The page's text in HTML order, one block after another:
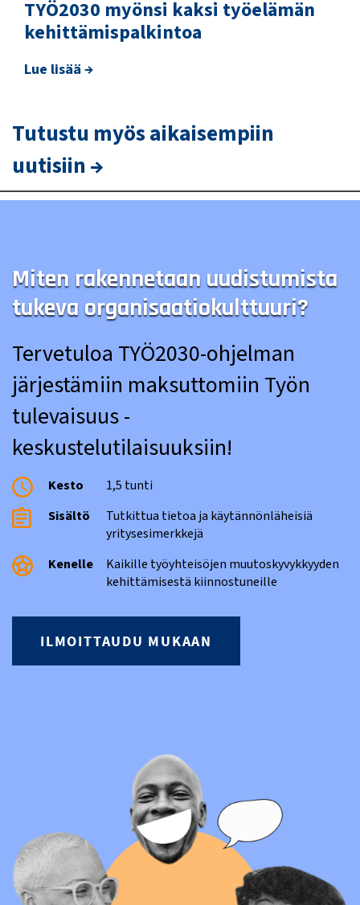
TYÖ2030 myönsi kaksi työelämän
kehittämispalkintoa
Lue lisää →
Tutustu myös aikaisempiin
uutisiin →
Miten rakennetaan uudistumista
tukeva organisaatiokulttuuri?
Tervetuloa TYÖ2030-ohjelman
järjestämiin maksuttomiin Työn
tulevaisuus -
keskustelutilaisuuksiin!
Kesto
1,5 tunti
Sisältö
Tutkittua tietoa ja käytännönläheisiä
yritysesimerkkejä
Kenelle
Kaikille työyhteisöjen muutoskyvykkyyden
kehittämisestä kiinnostuneille
ILMOITTAUDU MUKAAN